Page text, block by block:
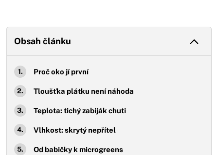
Obsah článku
Proč oko jí první
Tloušťka plátku není náhoda
Teplota: tichý zabiják chuti
Vlhkost: skrytý nepřítel
Od babičky k microgreens